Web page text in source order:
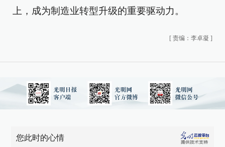
上，成为制造业转型升级的重要驱动力。
[ 责编：李卓凝 ]
您此时的心情